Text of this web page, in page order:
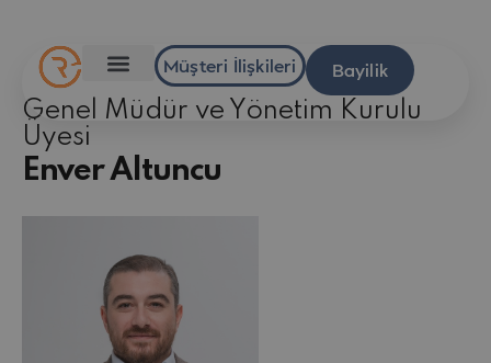
Müşteri İlişkileri Bayilik
Genel Müdür ve Yönetim Kurulu
Üyesi
Enver Altuncu